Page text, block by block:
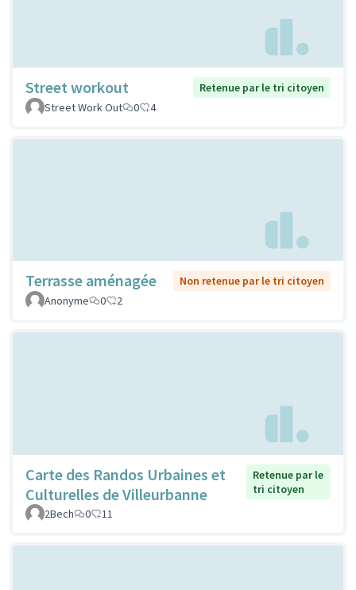
Street workout
Retenue par le tri citoyen
Street Work Out
0 4
Terrasse aménagée
Non retenue par le tri citoyen
Anonyme
0 2
Carte des Randos Urbaines et
Culturelles de Villeurbanne
Retenue par le
tri citoyen
2Bech
0 11